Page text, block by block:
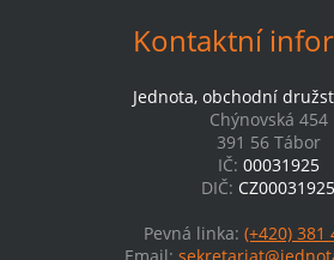
Kontaktní
Jednota, obchodní
Chýnovská 454
391 56 Tábor
IČ: 00031925
DIČ: CZ00031925
Pevná linka: (+420) 381
Email: